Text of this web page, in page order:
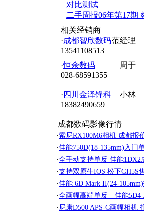
对比测试
二手周报06年第17期
相关经销商
·成都智欣数码范经理
13541108513
·恒余数码
周于
028-68591355
· 四川金泽锋科
小林
18382490659
成都数码影像行情
·索尼RX100M6相机 成都报
·佳能750D(18-135mm)入门
·全手动支持单反 佳能1DX2
·支持双原生IOS 松下GH5S
·佳能 6D Mark II(24-
·全画幅高端单反—佳能5D4
· 尼康D500 APS-C画幅相机